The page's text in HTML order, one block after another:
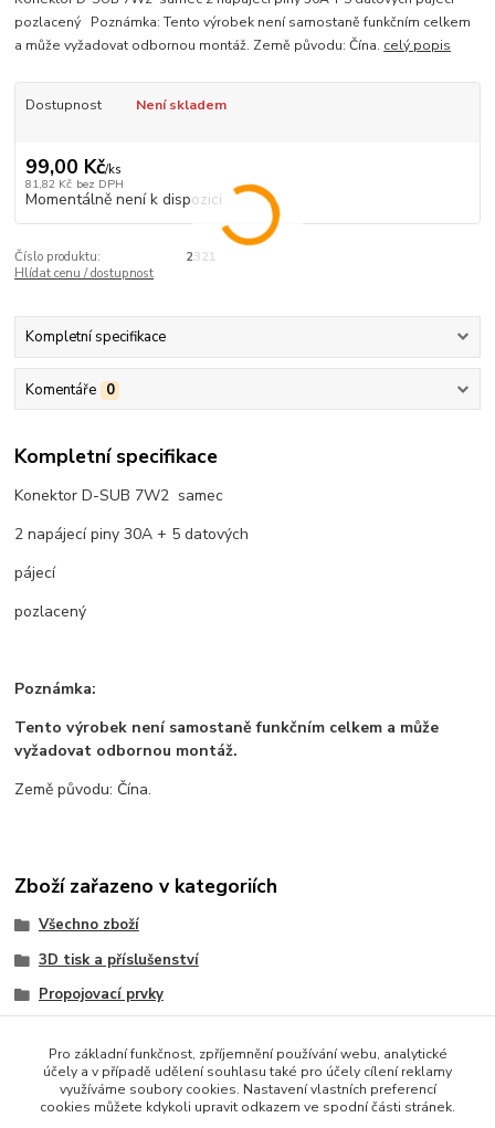
pozlacený Poznámka: Tento výrobek není samostaně funkčním celkem
a může vyžadovat odbornou montáž. Země původu: Čína. celý popis
Dostupnost Není skladem
99,00 Kč/ks
81,82 Kč bez DPH
Momentálně není k dispozici
Číslo produktu:
2321
Hlídat cenu / dostupnost
Kompletní specifikace
Komentáře 0
Kompletní specifikace
Konektor D-SUB 7W2 samec
2 napájecí piny 30A + 5 datových
pájecí
pozlacený
Poznámka:
Tento výrobek není samostaně funkčním celkem a může
vyžadovat odbornou montáž.
Země původu: Čína.
Zboží zařazeno v kategoriích
Všechno zboží
3D tisk a příslušenství
Propojovací prvky
Baterie a powerbanky
Součástky a elektronika
Pro základní funkčnost, zpříjemnění používání webu, analytické
účely a v případě udělení souhlasu také pro účely cílení reklamy
využíváme soubory cookies. Nastavení vlastních preferencí
cookies můžete kdykoli upravit odkazem ve spodní části stránek.